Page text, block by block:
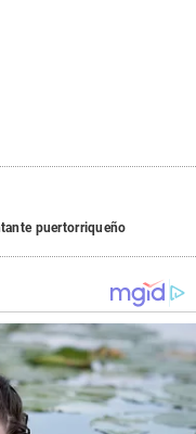
puertorriqueño